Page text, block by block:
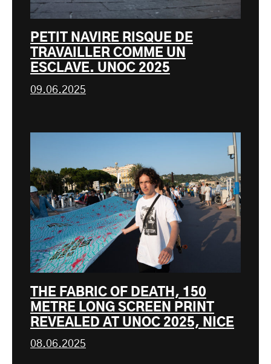
PETIT NAVIRE RISQUE DE
TRAVAILLER COMME UN
ESCLAVE. UNOC 2025
09.06.2025
THE FABRIC OF DEATH, 150
METRE LONG SCREEN PRINT
REVEALED AT UNOC 2025, NICE
08.06.2025